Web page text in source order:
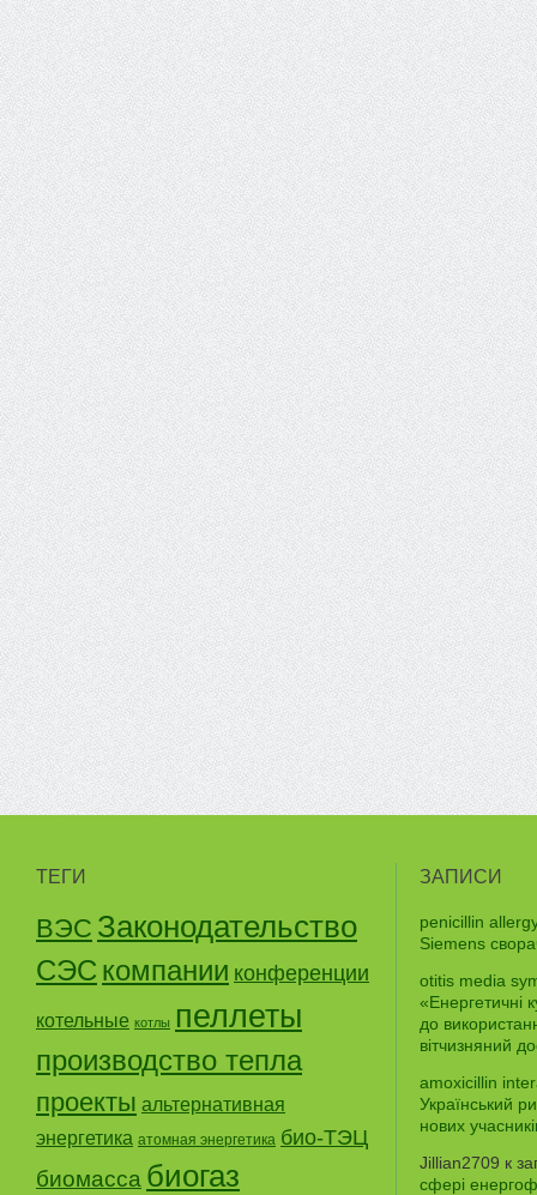
ТЕГИ
ВЭС Законодательство
СЭС компании конференции
котельные котлы пеллеты
производство тепла
проекты альтернативная
энергетика атомная энергетика био-ТЭЦ
биомасса биогаз
ЗАПИСИ
penicillin
Siemens
otitis media
«Енергетичні
до
вітчизняний
amoxicillin
Український
нових
Jillian2709 к
сфері